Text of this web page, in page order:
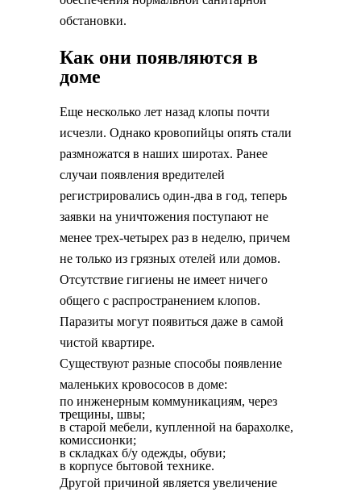
обстановки.
Как они появляются в
доме
Еще несколько лет назад клопы почти
исчезли. Однако кровопийцы опять стали
размножатся в наших широтах. Ранее
случаи появления вредителей
регистрировались один-два в год, теперь
заявки на уничтожения поступают не
менее трех-четырех раз в неделю, причем
не только из грязных отелей или домов.
Отсутствие гигиены не имеет ничего
общего с распространением клопов.
Паразиты могут появиться даже в самой
чистой квартире.
Существуют разные способы появление
маленьких кровососов в доме:
по инженерным коммуникациям, через
трещины, швы;
в старой мебели, купленной на барахолке,
комиссионки;
в складках б/у одежды, обуви;
в корпусе бытовой технике.
Другой причиной является увеличение